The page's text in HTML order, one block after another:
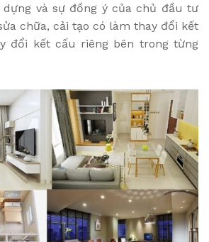
dựng và sự đồng ý của chủ đầu tư
chữa, cải tạo có làm thay đổi kết
đổi kết cấu riêng bên trong từng